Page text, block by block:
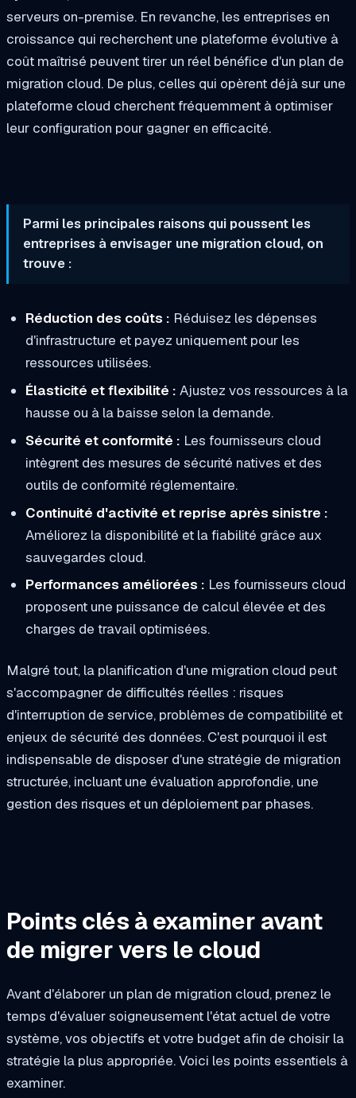
serveurs on-premise. En revanche, les entreprises en
croissance qui recherchent une plateforme évolutive à
coût maîtrisé peuvent tirer un réel bénéfice d'un plan de
migration cloud. De plus, celles qui opèrent déjà sur une
plateforme cloud cherchent fréquemment à optimiser
leur configuration pour gagner en efficacité.
Parmi les principales raisons qui poussent les
entreprises à envisager une migration cloud, on
trouve :
Réduction des coûts : Réduisez les dépenses
d'infrastructure et payez uniquement pour les
ressources utilisées.
Élasticité et flexibilité : Ajustez vos ressources à la
hausse ou à la baisse selon la demande.
Sécurité et conformité : Les fournisseurs cloud
intègrent des mesures de sécurité natives et des
outils de conformité réglementaire.
Continuité d'activité et reprise après sinistre :
Améliorez la disponibilité et la fiabilité grâce aux
sauvegardes cloud.
Performances améliorées : Les fournisseurs cloud
proposent une puissance de calcul élevée et des
charges de travail optimisées.
Malgré tout, la planification d'une migration cloud peut
s'accompagner de difficultés réelles : risques
d'interruption de service, problèmes de compatibilité et
enjeux de sécurité des données. C'est pourquoi il est
indispensable de disposer d'une stratégie de migration
structurée, incluant une évaluation approfondie, une
gestion des risques et un déploiement par phases.
Points clés à examiner avant
de migrer vers le cloud
Avant d'élaborer un plan de migration cloud, prenez le
temps d'évaluer soigneusement l'état actuel de votre
système, vos objectifs et votre budget afin de choisir la
stratégie la plus appropriée. Voici les points essentiels à
examiner.